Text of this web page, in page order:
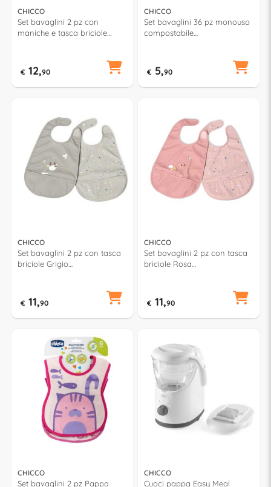
CHICCO
Set bavaglini 2 pz con
maniche e tasca briciole
€ 12,90
CHICCO
Set bavaglini 36 pz monouso
compostabile
€ 5,90
CHICCO
Set bavaglini 2 pz con tasca
briciole Grigio
€ 11,90
CHICCO
Set bavaglini 2 pz con tasca
briciole Rosa
€ 11,90
CHICCO
Set bavaglini 2 pz Pappa
CHICCO
Cuoci pappa Easy Meal